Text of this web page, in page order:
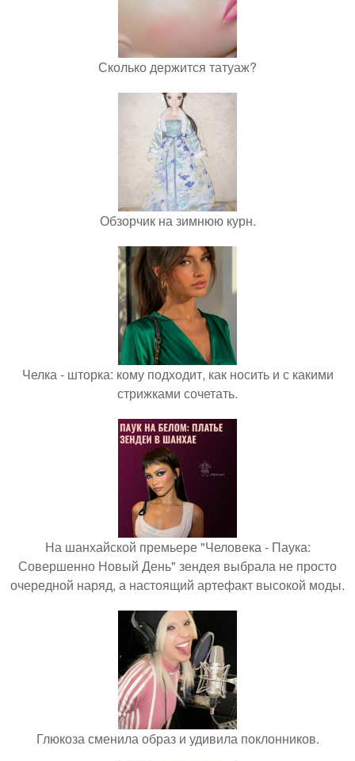
Сколько держится татуаж?
Обзорчик на зимнюю курн.
Челка - шторка: кому подходит, как носить и с какими
стрижками сочетать.
На шанхайской премьере "Человека - Паука:
Совершенно Новый День" зендея выбрала не просто
очередной наряд, а настоящий артефакт высокой моды.
Глюкоза сменила образ и удивила поклонников.